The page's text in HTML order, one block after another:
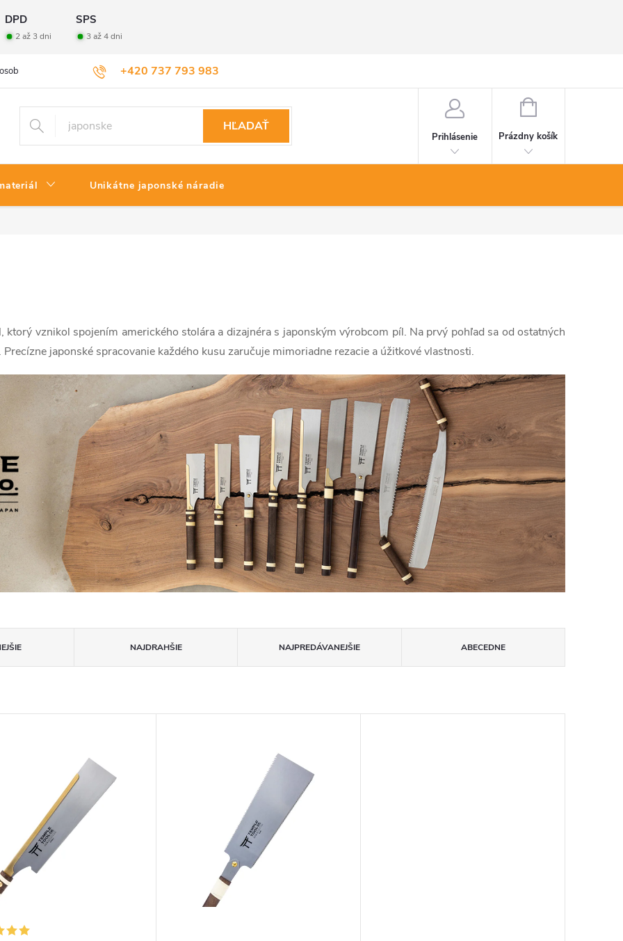
DPD SPS
2 až 3 dni 3 až 4 dni
+420 737 793 983
údajov Veľkoobchod Vrátenie tovaru
HĽADAŤ
Prihlásenie
NÁKUPNÝ
Prázdny košík
Unikátne japonské náradie
ktorý vznikol spojením amerického stolára a dizajnéra s japonským výrobcom píl. Na prvý pohľad sa od ostatných
japonské spracovanie každého kusu zaručuje mimoriadne rezacie a úžitkové vlastnosti.
NAJDRAHŠIE NAJPREDÁVANEJŠIE ABECEDNE